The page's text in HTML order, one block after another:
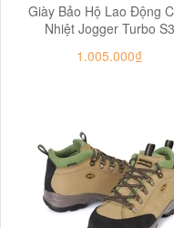
Giày Bảo Hộ Lao Động
Nhiệt Jogger Turbo S3
1.005.000₫